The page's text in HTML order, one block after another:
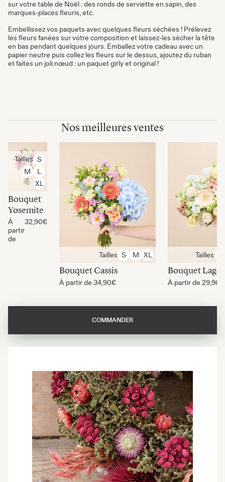
sur votre table de Noël : des ronds de serviette en sapin, des
marques-places fleuris, etc.
Embellissez vos paquets avec quelques fleurs séchées ! Prélevez
les fleurs fanées sur votre composition et laissez-les sécher la tête
en bas pendant quelques jours. Emballez votre cadeau avec un
papier neutre puis collez les fleurs sur le dessus, ajoutez du ruban
et faites un joli nœud : un paquet girly et original !
Nos meilleures ventes
Tailles S
M
L
XL
Bouquet
Yosemite
À
partir
de
32,90€
Tailles S M XL
Bouquet Cassis
À partir de 34,90€
Tailles
Bouquet Lago
À partir de 29,90€
COMMANDER